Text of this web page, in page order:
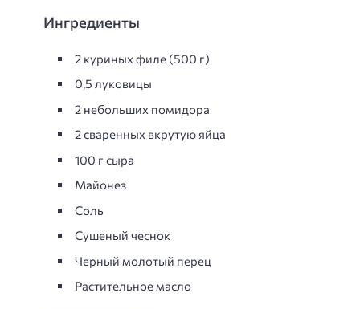
Ингредиенты
2 куриных филе (500 г)
0,5 луковицы
2 небольших помидора
2 сваренных вкрутую яйца
100 г сыра
Майонез
Соль
Сушеный чеснок
Черный молотый перец
Растительное масло